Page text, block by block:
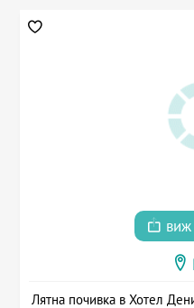
виж
Лятна почивка в Хотел